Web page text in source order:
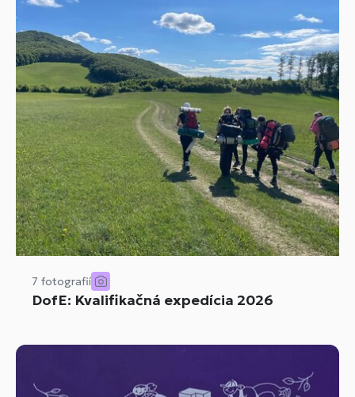
7 fotografií
DofE: Kvalifikačná expedícia 2026